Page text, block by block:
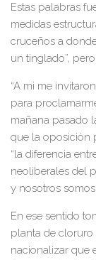
Estas palabras
medidas
cruceños a
un tinglado”,
“A mi me
para
mañana pasado
que la oposición
“la diferencia
neoliberales del
y nosotros
En ese sentido
planta de cloruro
nacionalizar que